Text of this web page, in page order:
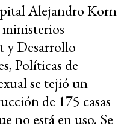
Alejandro Korn
y Desarrollo
Políticas de
se tejió un
de 175 casas
no está en uso. Se